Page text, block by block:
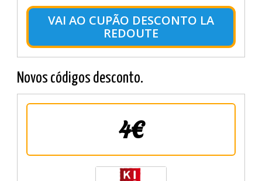
VAI AO CUPÃO DESCONTO LA
REDOUTE
Novos códigos desconto.
4€